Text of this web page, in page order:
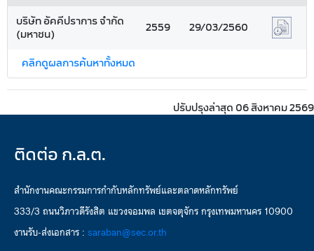
บริษัท อัคคีปราการ จำกัด
(มหาชน)
2559 29/03/2560
คลิกดูผลการค้นหาทั้งหมด
ปรับปรุงล่าสุด 06 สิงหาคม 2569
ติดต่อ ก.ล.ต.
สำนักงานคณะกรรมการกำกับหลักทรัพย์และตลาดหลักทรัพย์
333/3 ถนนวิภาวดีรังสิต แขวงจอมพล เขตจตุจักร กรุงเทพมหานคร 10900
งานรับ-ส่งเอกสาร : saraban@sec.or.th